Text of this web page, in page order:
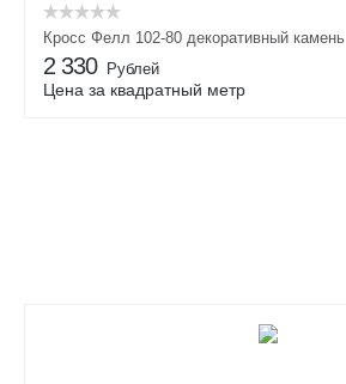
Кросс Фелл 102-80 декоративный камень
2 330 Рублей
Цена за квадратный метр